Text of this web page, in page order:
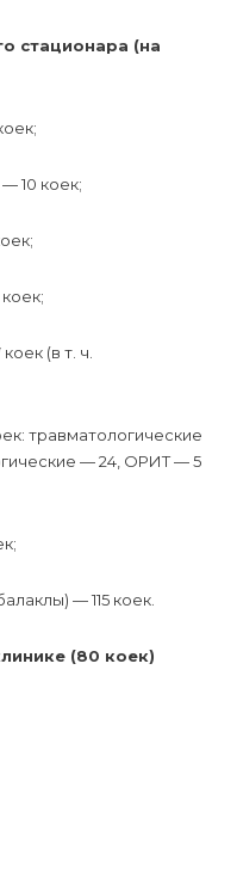
стационара (на
10 коек;
(в т. ч.
травматологические
— 24, ОРИТ — 5
— 115 коек.
(80 коек)